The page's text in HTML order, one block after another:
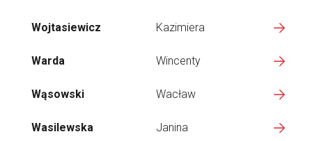
Wojtasiewicz Kazimiera
Warda Wincenty
Wąsowski Wacław
Wasilewska Janina